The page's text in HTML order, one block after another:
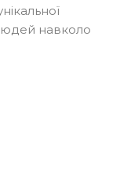
навколо